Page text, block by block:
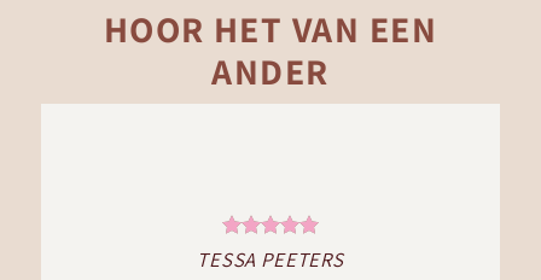
HOOR HET VAN EEN
ANDER
TESSA PEETERS